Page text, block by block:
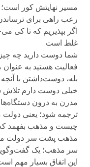
مسیر نهایتش کور است؛
رعب راهی برای
اگر بپذیریم که تا کی
غلط است.
شما دوست دارید چه
فعالیت هستید به عنوان
بله، دوست‌داشتن با
خیلی دوست دارم تلاش
مدرن به درون
ترجمه شود؛ یعنی دولت
چیست و مذهب بفهمد
مذهب پشت سر دولت
سر مذهب؛ یک
این اتفاق بسیار مهم